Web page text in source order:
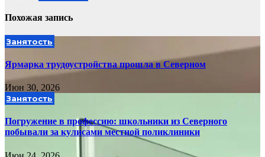
Похожая запись
Занятость
Ярмарка трудоустройства прошла в Северном
Июн 30, 2026
Занятость
Погружение в профессию: школьники из Северного
побывали за кулисами местной поликлиники